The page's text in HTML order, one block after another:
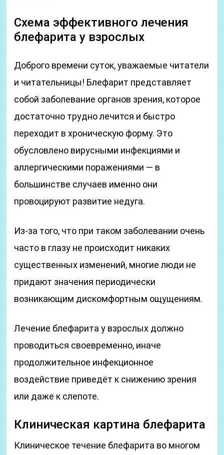
Схема эффективного лечения
блефарита у взрослых
Доброго времени суток, уважаемые читатели
и читательницы! Блефарит представляет
собой заболевание органов зрения, которое
достаточно трудно лечится и быстро
переходит в хроническую форму. Это
обусловлено вирусными инфекциями и
аллергическими поражениями — в
большинстве случаев именно они
провоцируют развитие недуга.
Из-за того, что при таком заболевании очень
часто в глазу не происходит никаких
существенных изменений, многие люди не
придают значения периодически
возникающим дискомфортным ощущениям.
Лечение блефарита у взрослых должно
проводиться своевременно, иначе
продолжительное инфекционное
воздействие приведёт к снижению зрения
или даже к слепоте.
Клиническая картина блефарита
Клиническое течение блефарита во многом